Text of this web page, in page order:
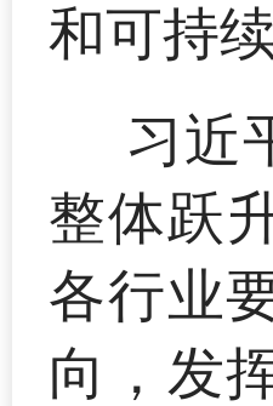
和可持续
习近
整体跃
各行业
向，发